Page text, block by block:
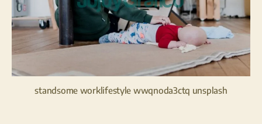
standsome worklifestyle wwqnoda3ctq unsplash